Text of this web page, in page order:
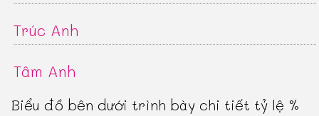
Trúc Anh
Tâm Anh
Biểu đồ bên dưới trình bày chi tiết tỷ lệ %